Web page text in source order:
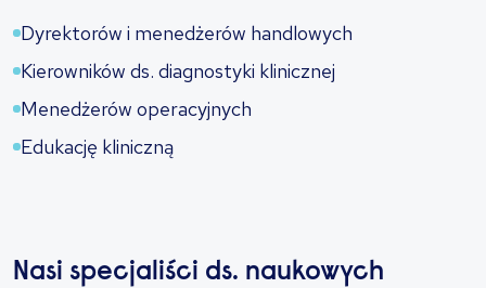
Dyrektorów i menedżerów handlowych
Kierowników ds. diagnostyki klinicznej
Menedżerów operacyjnych
Edukację kliniczną
Nasi specjaliści ds. naukowych